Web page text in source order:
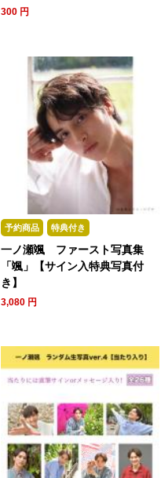
300 円
予約商品 特典付き
一ノ瀬颯 ファースト写真集
「颯」【サイン入特典写真付
き】
3,080 円